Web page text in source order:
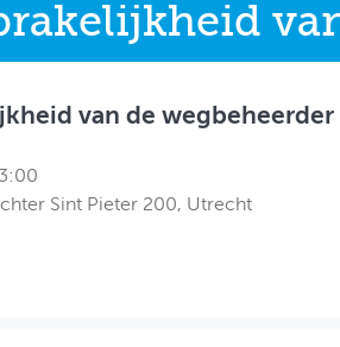
van de wegbeheerder
Sint Pieter 200, Utrecht